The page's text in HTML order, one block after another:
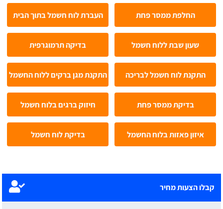
החלפת ממסר פחת העברת לוח חשמל בתוך הבית
שעון שבת ללוח חשמל בדיקה תרמוגרפית
התקנת לוח חשמל לבריכה התקנת מגן ברקים ללוח החשמל
בדיקת ממסר פחת חיזוק ברגים בלוח חשמל
איזון פאזות בלוח החשמל בדיקת לוח חשמל
קבלו הצעות מחיר